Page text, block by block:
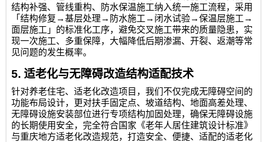
结构补强、管线重构、防水保温施工纳入统一施工流程，采用
「结构修复 →基层处理 → 防水施工 → 闭水试验→保温层施工 →
面层施工」的标准化工序，避免交叉施工带来的质量隐患，实
现一次施工、多重保障，大幅降低后期渗漏、开裂、返潮等常
见问题的发生概率。
5.适老化与无障碍改造结构适配技术
针对养老住宅、适老化改造项目，我们不仅完成无障碍空间的
功能布局设计，更对扶手固定点、坡道结构、地面高差处理、
无障碍设施安装部位进行专项结构加固处理，确保无障碍设施
的长期使用安全，完全符合国家《老年人居住建筑设计标准》
与重庆地方适老化改造规范，打造安全、便捷、适配的适老化